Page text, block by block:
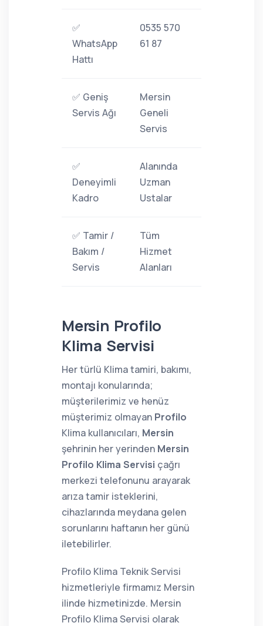
✅
WhatsApp
Hattı
0535 570
61 87
✅ Geniş
Servis Ağı
Mersin
Geneli
Servis
✅
Deneyimli
Kadro
Alanında
Uzman
Ustalar
✅ Tamir /
Bakım /
Servis
Tüm
Hizmet
Alanları
Mersin Profilo
Klima Servisi
Her türlü Klima tamiri, bakımı,
montajı konularında;
müşterilerimiz ve henüz
müşterimiz olmayan Profilo
Klima kullanıcıları, Mersin
şehrinin her yerinden Mersin
Profilo Klima Servisi çağrı
merkezi telefonunu arayarak
arıza tamir isteklerini,
cihazlarında meydana gelen
sorunlarını haftanın her günü
iletebilirler.
Profilo Klima Teknik Servisi
hizmetleriyle firmamız Mersin
ilinde hizmetinizde. Mersin
Profilo Klima Servisi olarak